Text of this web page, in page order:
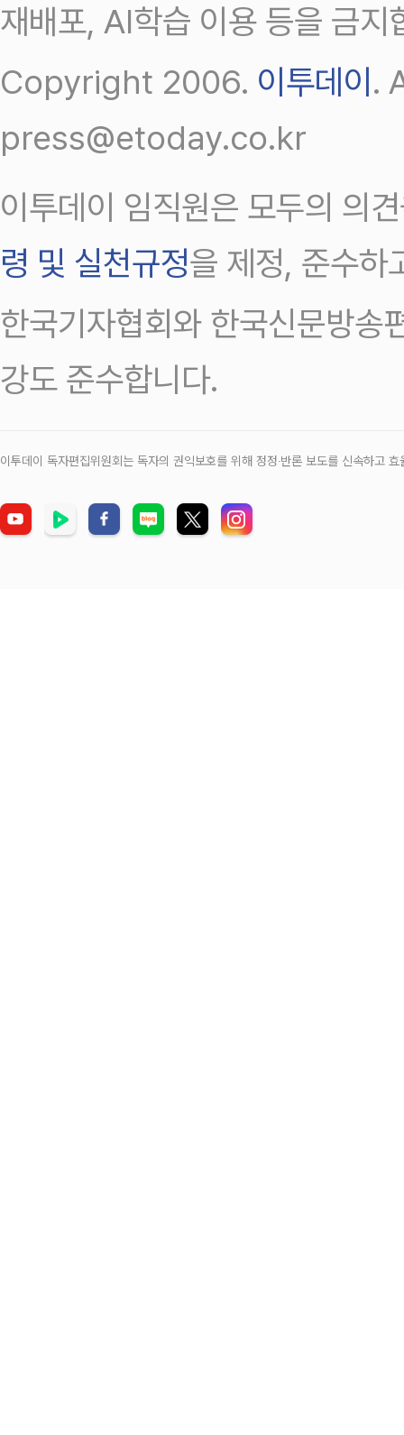
재배포, AI학습 이용 등을 금지
Copyright 2006. 이투데이 .
press@etoday.co.kr
이투데이 임직원은 모두의 의
령 및 실천규정을 제정, 준수하
한국기자협회와 한국신문방송
강도 준수합니다.
이투데이 독자편집위원회는 독자의 권익보호를 위해 정정‧반론 보도를 신속하고